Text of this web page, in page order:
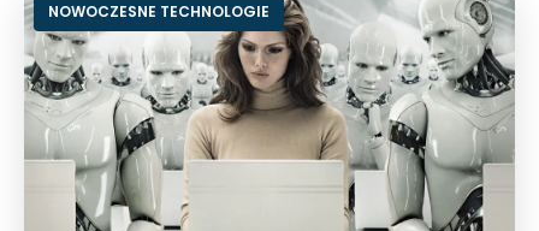
NOWOCZESNE TECHNOLOGIE